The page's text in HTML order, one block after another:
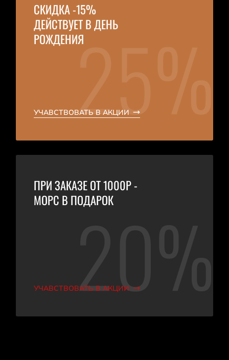
СКИДКА -15%
ДЕЙСТВУЕТ В ДЕНЬ
РОЖДЕНИЯ
УЧАВСТВОВАТЬ В АКЦИИ
ПРИ ЗАКАЗЕ ОТ 1000Р -
МОРС В ПОДАРОК
УЧАВСТВОВАТЬ В АКЦИИ